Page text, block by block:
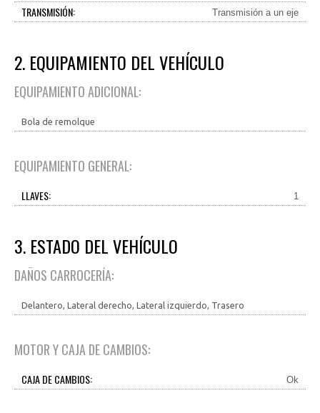
TRANSMISIÓN: Transmisión a un eje
2. EQUIPAMIENTO DEL VEHÍCULO
EQUIPAMIENTO ADICIONAL:
Bola de remolque
EQUIPAMIENTO GENERAL:
LLAVES: 1
3. ESTADO DEL VEHÍCULO
DAÑOS CARROCERÍA:
Delantero, Lateral derecho, Lateral izquierdo, Trasero
MOTOR Y CAJA DE CAMBIOS:
CAJA DE CAMBIOS: Ok